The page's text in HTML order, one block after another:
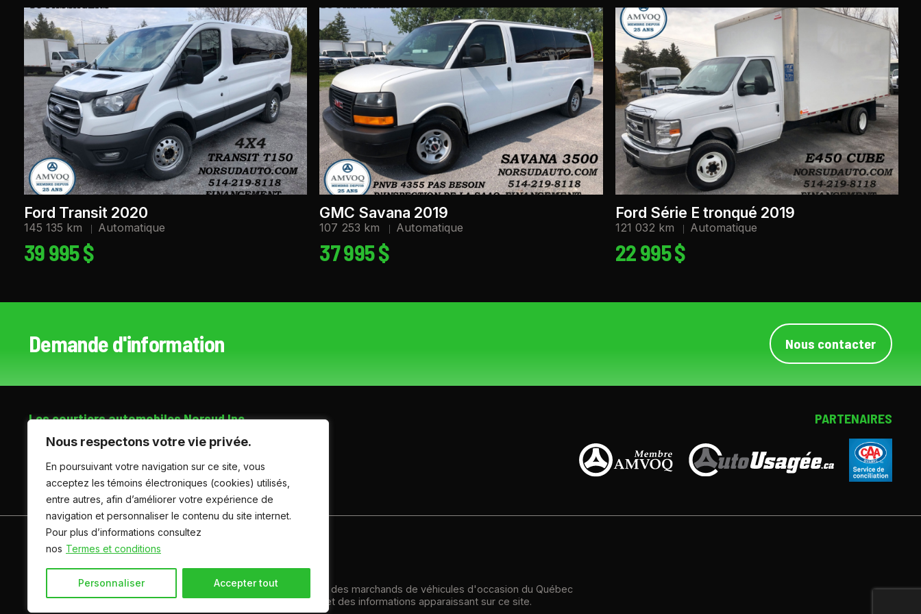
Nous respectons votre vie privée.
En poursuivant votre navigation sur ce site, vous
acceptez les témoins électroniques (cookies) utilisés,
entre autres, afin d’améliorer votre expérience de
navigation et personnaliser le contenu du site internet.
Pour plus d’informations consultez
nos Termes et conditions
Personnaliser Accepter tout
Ford Transit 2020
145 135 km Automatique
39 995 $
GMC Savana 2019
107 253 km Automatique
37 995 $
Ford Série E tronqué 2019
121 032 km Automatique
22 995 $
Demande d'information Nous contacter
Les courtiers automobiles Norsud Inc.
2101 montée de la Pomme-d'Or, Contrecoeur (Québec), J0L 1C0
(514) 219-8118
PARTENAIRES
Termes et conditions| © Tous droits réservés 2026Association des marchands de véhicules d'occasion du Québec
AMVOQ ne se tient pas responsable du contenu, de la publicité et des informations apparaissant sur ce site.